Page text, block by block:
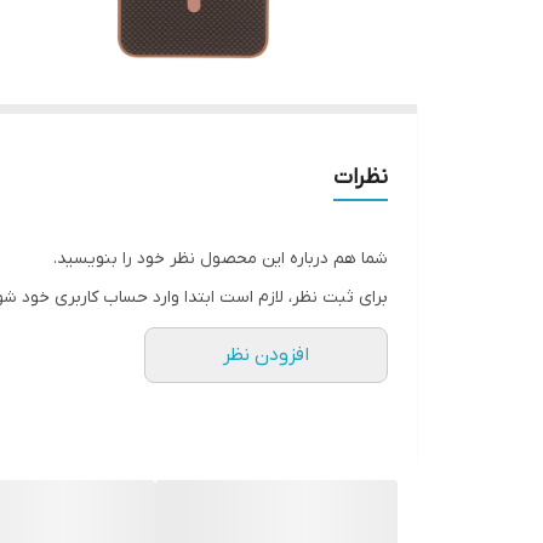
نظرات
شما هم درباره این محصول نظر خود را بنویسید.
برای ثبت نظر، لازم است ابتدا وارد حساب کاربری خود
افزودن نظر